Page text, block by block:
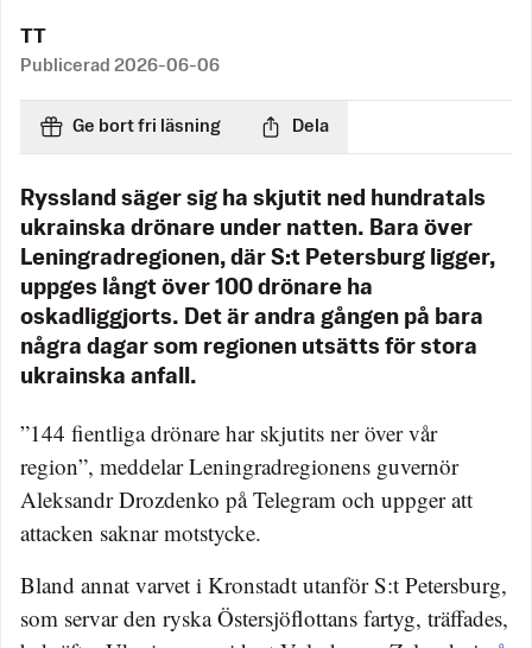
TT
Publicerad 2026-06-06
Ge bort fri läsning Dela
Ryssland säger sig ha skjutit ned hundratals
ukrainska drönare under natten. Bara över
Leningradregionen, där S:t Petersburg ligger,
uppges långt över 100 drönare ha
oskadliggjorts. Det är andra gången på bara
några dagar som regionen utsätts för stora
ukrainska anfall.
”144 fientliga drönare har skjutits ner över vår
region”, meddelar Leningradregionens guvernör
Aleksandr Drozdenko på Telegram och uppger att
attacken saknar motstycke.
Bland annat varvet i Kronstadt utanför S:t Petersburg,
som servar den ryska Östersjöflottans fartyg, träffades,